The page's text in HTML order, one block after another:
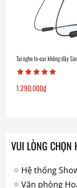
Tai nghe In-ear không dây
1.290.000₫
VUI LÒNG CHỌN
Hệ thống
Văn phòng